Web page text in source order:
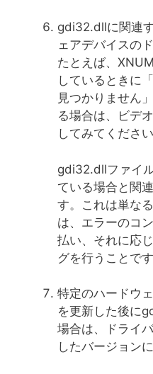
gdi32.dllに関連
ェアデバイスの
たとえば、
しているときに
見つかりません
る場合は、ビデ
してみてください
gdi32.dllファイ
ている場合と関
す。これは単な
は、エラーのコ
払い、それに応
グを行うことです
特定のハードウ
を更新した後に
場合は、ドライ
したバージョン